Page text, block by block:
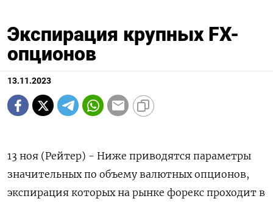
Экспирация крупных FX-
опционов
13.11.2023
13 ноя (Рейтер) - Ниже приводятся параметры
значительных по объему валютных опционов,
экспирация которых на рынке форекс проходит в